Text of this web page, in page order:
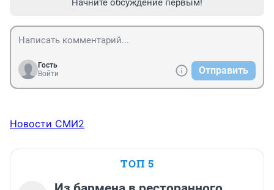
Начните обсуждение первым!
Гость
Войти
Отправить
Новости СМИ2
ТОП 5